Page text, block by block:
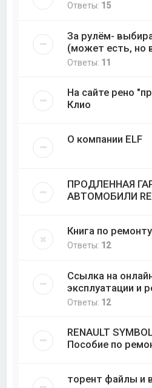
Ответы: 15
За рулём-
(может есть, но
Ответы: 11
На сайте рено
Клио
О компании ELF
ПРОДЛЕННАЯ
АВТОМОБИЛИ
Книга по
Ответы: 12
Ссылка на
эксплуатации и
Ответы: 12
RENAULT
Пособие по
торент файлы и